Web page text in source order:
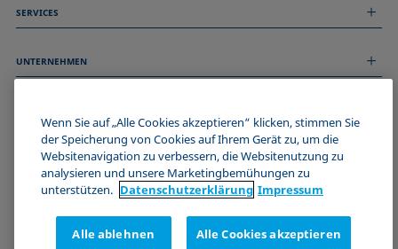
SERVICES
Technischer Service
UNTERNEHMEN
Stellenangebote
Events
Impressum
Datenschutzerklärung
Cookie-Richtlinie
Zertifizierungen (ISO 9001)
WERDE TEIL DER KRÜSS COMMUNITY
Wenn Sie auf „Alle Cookies akzeptieren“ klicken, stimmen Sie
der Speicherung von Cookies auf Ihrem Gerät zu, um die
Websitenavigation zu verbessern, die Websitenutzung zu
analysieren und unsere Marketingbemühungen zu
unterstützen. Datenschutz­erklärung Impressum
Alle ablehnen Alle Cookies akzeptieren